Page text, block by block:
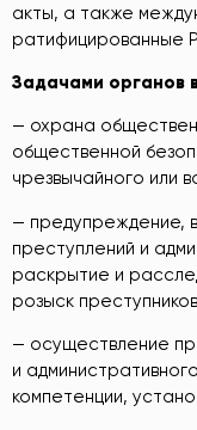
акты, а также
ратифицированные
Задачами органов
— охрана
общественной
чрезвычайного или
— предупреждение,
преступлений и
раскрытие и
розыск
— осуществление
и
компетенции,